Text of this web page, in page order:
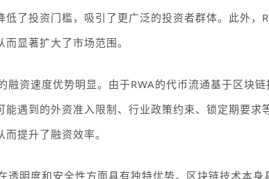
低了投资门槛，吸引了更广泛的投资者群体。此外，
而显著扩大了市场范围。
融资速度优势明显。由于RWA的代币流通基于区块
能遇到的外资准入限制、行业政策约束、锁定期要
而提升了融资效率。
透明度和安全性方面具有独特优势。区块链技术本